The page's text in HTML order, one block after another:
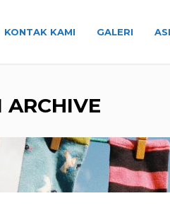
KONTAK KAMI GALERI
ARCHIVE